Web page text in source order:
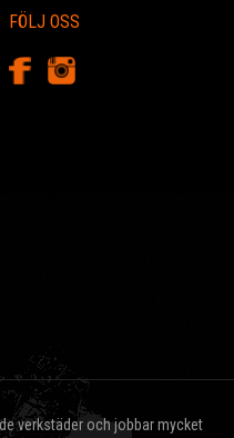
FÖLJ OSS
verkstäder och jobbar mycket